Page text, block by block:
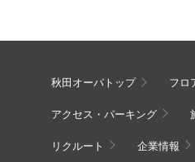
秋田オーパトップ フロ
アクセス・パーキング
リクルート 企業情報